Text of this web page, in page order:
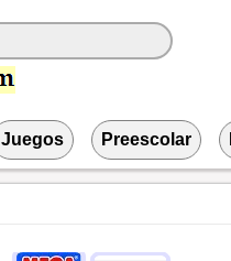
Juegos Preescolar